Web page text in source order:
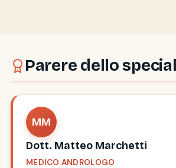
Parere dello
MM
Dott. Matteo Marchetti
MEDICO ANDROLOGO